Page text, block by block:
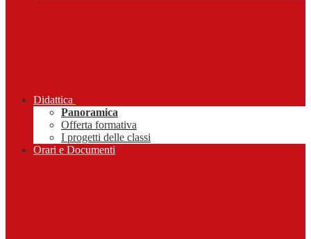
Didattica
Panoramica
Offerta formativa
I progetti delle classi
Orari e Documenti